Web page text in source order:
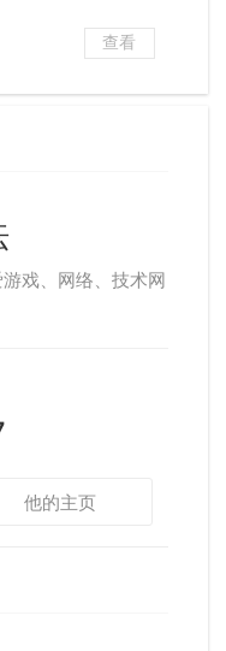
查看
戏、网络、技术网
他的主页